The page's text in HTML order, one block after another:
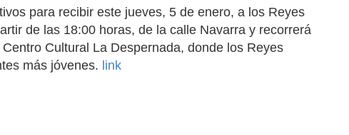
para recibir este jueves, 5 de enero, a los Reyes
de las 18:00 horas, de la calle Navarra y recorrerá
Cultural La Despernada, donde los Reyes
más jóvenes. link